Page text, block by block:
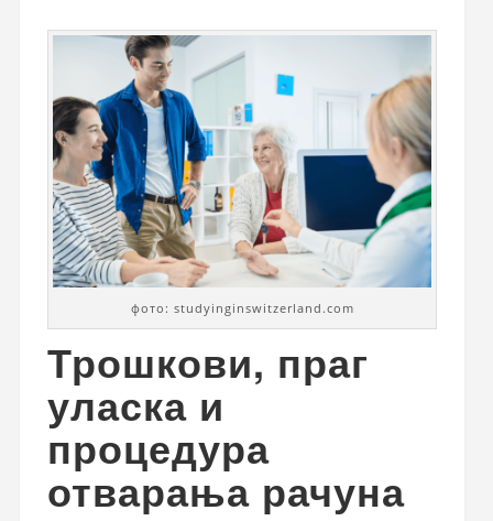
фото: studyinginswitzerland.com
Трошкови, праг
уласка и
процедура
отварања рачуна